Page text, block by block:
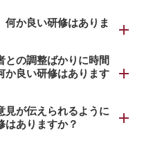
クトの推進など様々
られます。その際、
納得する結論を出すこ
ントです。交渉・調
方で着地点を探り、
ンスキルを身につけ、
手法を学んでいただ
調整力研修は、大きく
。
ル向上を図る研修
、より望ましい落と
運営力を身につける
何か良い研修はありま
法を習得する「交渉力
スキルを上達させる」
との調整ばかりに時間
か良い研修はあります
を身につける「調整力
。
見が伝えられるように
はありますか？